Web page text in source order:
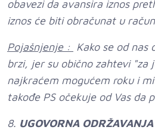
obavezi da avansira iznos
iznos će biti obračunat u
Pojašnjenje : Kako se od nas
brzi, jer su obično zahtevi "za
najkraćem mogućem roku i
takođe PS očekuje od Vas da
8. UGOVORNA ODRŽAVANJA